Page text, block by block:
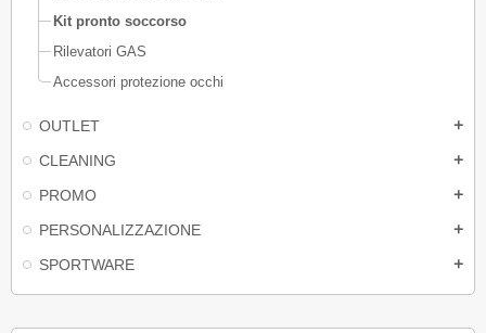
Kit pronto soccorso
Rilevatori GAS
Accessori protezione occhi
OUTLET add
CLEANING add
PROMO add
PERSONALIZZAZIONE add
SPORTWARE add